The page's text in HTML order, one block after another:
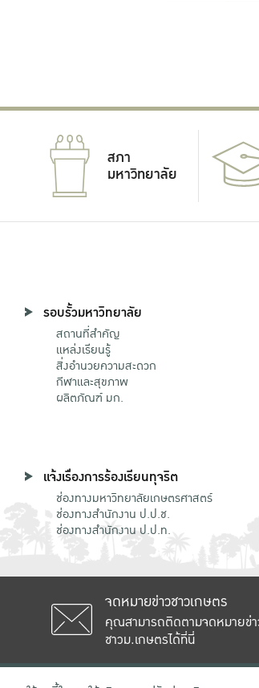
สภา
มหาวิทยาลัย
รอบรั้วมหาวิทยาลัย
สถานที่สำคัญ
แหล่งเรียนรู้
สิ่งอำนวยความสะดวก
กีฬาและสุขภาพ
ผลิตภัณฑ์ มก.
แจ้งเรื่องการร้องเรียนทุจริต
ช่องทางมหาวิทยาลัยเกษตรศาสตร์
ช่องทางสำนักงาน ป.ป.ช.
ช่องทางสำนักงาน ป.ป.ท.
จดหมายข่าวชาวเกษตร
คุณสามารถติดตามจดหมายข่
ชาวม.เกษตรได้ที่นี่